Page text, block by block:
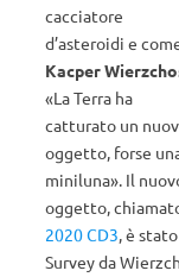
cacciatore
d’asteroidi e
Kacper
«La Terra ha
catturato un
oggetto, forse
miniluna». Il
oggetto,
2020 CD3, è
Survey da